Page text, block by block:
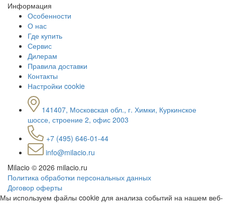
Информация
Особенности
О нас
Где купить
Сервис
Дилерам
Правила доставки
Контакты
Настройки cookie
141407, Московская обл., г. Химки, Куркинское
шоссе, строение 2, офис 2003
+7 (495) 646-01-44
info@milacio.ru
Milacio © 2026 milacio.ru
Политика обработки персональных данных
Договор оферты
Мы используем файлы cookie для анализа событий на нашем веб-